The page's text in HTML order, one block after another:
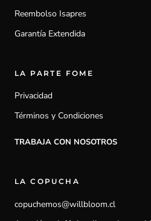
Reembolso Isapres
Garantía Extendida
LA PARTE FOME
Privacidad
Términos y Condiciones
TRABAJA CON NOSOTROS
LA COPUCHA
copuchemos@willbloom.cl